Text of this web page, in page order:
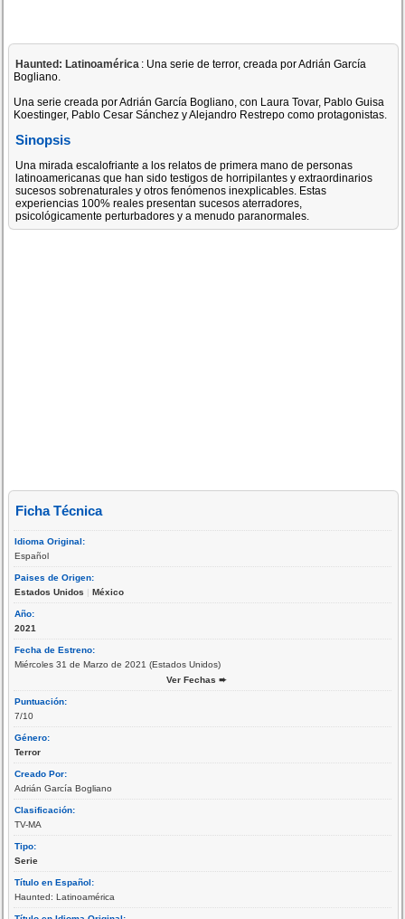
Haunted: Latinoamérica : Una serie de terror, creada por Adrián García
Bogliano.
Una serie creada por Adrián García Bogliano, con Laura Tovar, Pablo Guisa
Koestinger, Pablo Cesar Sánchez y Alejandro Restrepo como protagonistas.
Sinopsis
Una mirada escalofriante a los relatos de primera mano de personas
latinoamericanas que han sido testigos de horripilantes y extraordinarios
sucesos sobrenaturales y otros fenómenos inexplicables. Estas
experiencias 100% reales presentan sucesos aterradores,
psicológicamente perturbadores y a menudo paranormales.
Ficha Técnica
Idioma Original:
Español
Paises de Origen:
Estados Unidos |México
Año:
2021
Fecha de Estreno:
Miércoles 31 de Marzo de 2021 (Estados Unidos)
Ver Fechas ➨
Puntuación:
7/10
Género:
Terror
Creado Por:
Adrián García Bogliano
Clasificación:
TV-MA
Tipo:
Serie
Título en Español:
Haunted: Latinoamérica